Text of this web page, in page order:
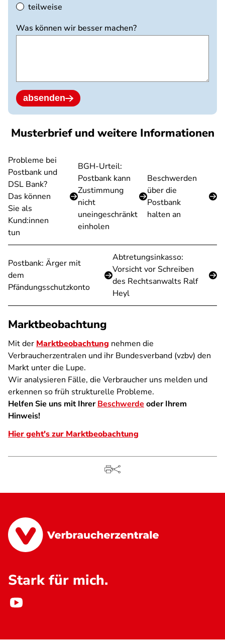
teilweise
Was können wir besser machen?
absenden
Musterbrief und weitere Informationen
Probleme bei
Postbank und
DSL Bank?
Das können
Sie als
Kund:innen
tun
BGH-Urteil:
Postbank kann
Zustimmung
nicht
uneingeschränkt
einholen
Beschwerden
über die
Postbank
halten an
Postbank: Ärger mit
dem
Pfändungsschutzkonto
Abtretungsinkasso:
Vorsicht vor Schreiben
des Rechtsanwalts Ralf
Heyl
Marktbeobachtung
Mit der Marktbeobachtung nehmen die
Verbraucherzentralen und ihr Bundesverband (vzbv) den
Markt unter die Lupe.
Wir analysieren Fälle, die Verbraucher uns melden und
erkennen so früh strukturelle Probleme.
Helfen Sie uns mit IhrerBeschwerde oder Ihrem
Hinweis!
Hier geht's zur Marktbeobachtung
Stark für mich.